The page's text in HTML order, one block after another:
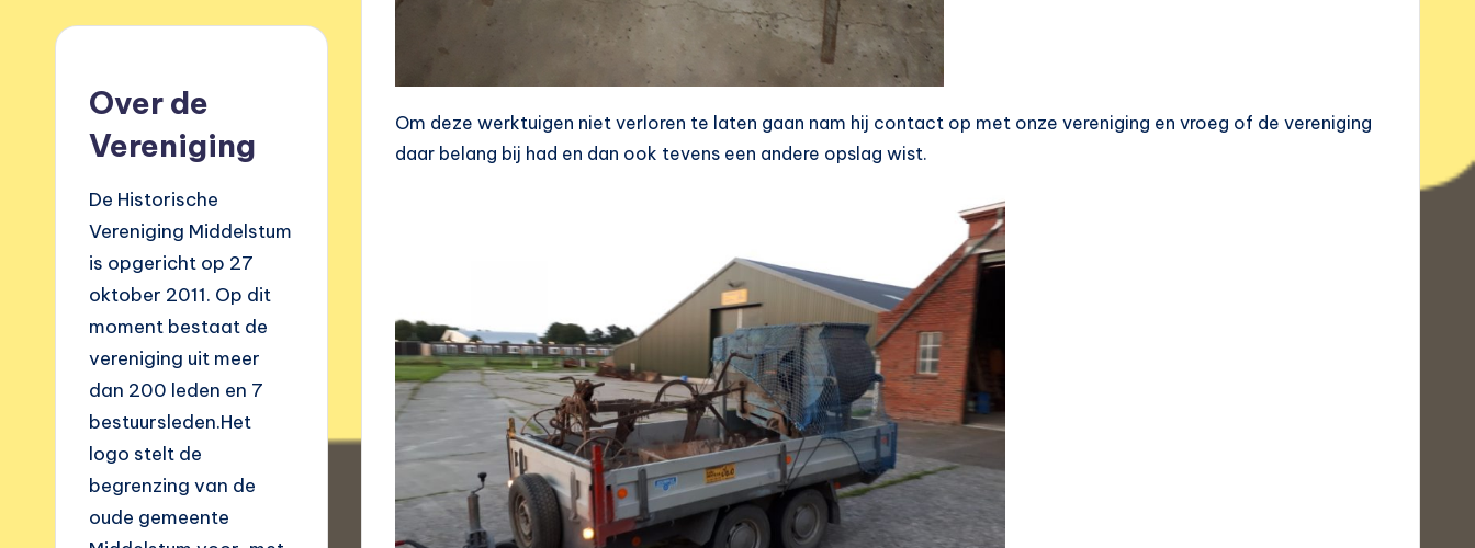
Om deze werktuigen niet verloren te laten gaan nam hij contact op met onze vereniging en vroeg of de vereniging
daar belang bij had en dan ook tevens een andere opslag wist.
Over de
Vereniging
De Historische
Vereniging Middelstum
is opgericht op 27
oktober 2011. Op dit
moment bestaat de
vereniging uit meer
dan 200 leden en 7
bestuursleden.Het
logo stelt de
begrenzing van de
oude gemeente